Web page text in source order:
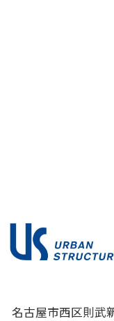
名古屋市西区則